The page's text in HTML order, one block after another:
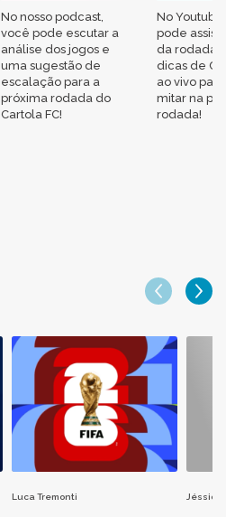
No nosso podcast,
você pode escutar a
análise dos jogos e
uma sugestão de
escalação para a
próxima rodada do
Cartola FC!
No
pode
da rodada,
dicas de
ao vivo
mitar na
rodada!
Luca Tremonti Jéssica